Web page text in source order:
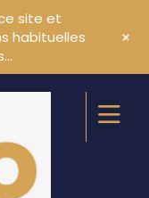
ce site et
habituelles
+